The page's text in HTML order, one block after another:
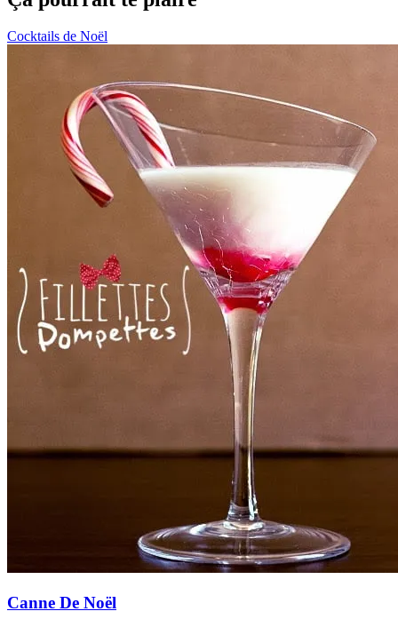
Cocktails de Noël
Canne De Noël